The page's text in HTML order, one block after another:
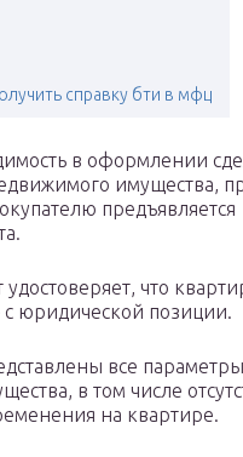
справку бти в мфц
в оформлении
имущества,
предъявляется
что
с юридической позиции.
все параметры
в том числе
на квартире.